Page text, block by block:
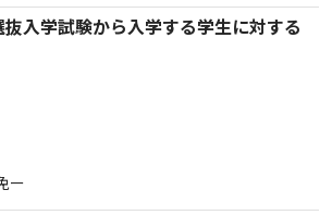
入学試験から入学する学生に対する
ー